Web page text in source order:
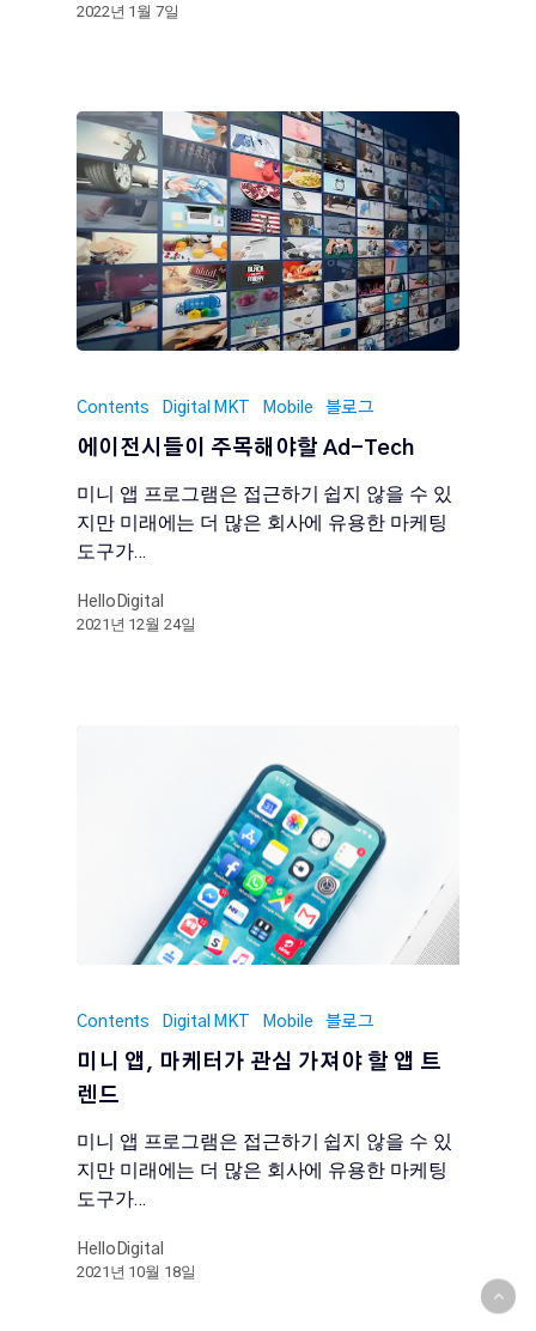
2022년 1월 7일
Contents Digital MKT Mobile 블로그
에이전시들이 주목해야할 Ad-Tech
미니 앱 프로그램은 접근하기 쉽지 않을 수 있
지만 미래에는 더 많은 회사에 유용한 마케팅
도구가…
HelloDigital
2021년 12월 24일
Contents Digital MKT Mobile 블로그
미니 앱, 마케터가 관심 가져야 할 앱 트
렌드
미니 앱 프로그램은 접근하기 쉽지 않을 수 있
지만 미래에는 더 많은 회사에 유용한 마케팅
도구가…
HelloDigital
2021년 10월 18일